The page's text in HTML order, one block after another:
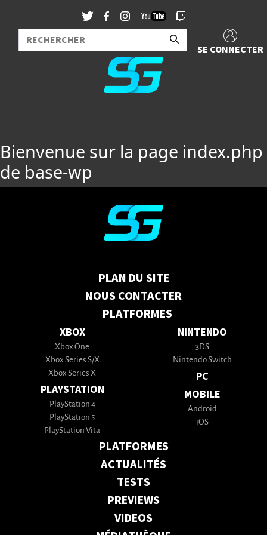
SE CONNECTER
Bienvenue sur la page index.php
de base-wp
PLAN DU SITE
NOUS CONTACTER
PLATFORMES
XBOX
Xbox One
Xbox Series S/X
Xbox Series X
PLAYSTATION
PlayStation 4
PlayStation 5
PlayStation Vita
NINTENDO
3DS
Nintendo Switch
PC
MOBILE
Android
iOS
PLATFORMES
ACTUALITÉS
TESTS
PREVIEWS
VIDEOS